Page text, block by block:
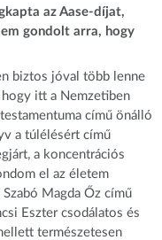
az Aase-díjat,
gondolt arra, hogy
biztos jóval több lenne
itt a Nemzetiben
című önálló
a túlélésért című
a koncentrációs
el az életem
Magda Őz című
Eszter csodálatos és
természetesen